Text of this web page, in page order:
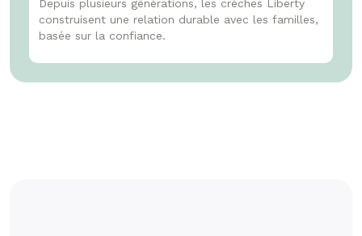
Depuis plusieurs générations, les crèches Liberty
construisent une relation durable avec les familles,
basée sur la confiance.